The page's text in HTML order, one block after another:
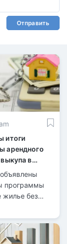
Отправить
итоги
арендного
в
программы
жилье без
для
семей,
и тех, кто
попечения